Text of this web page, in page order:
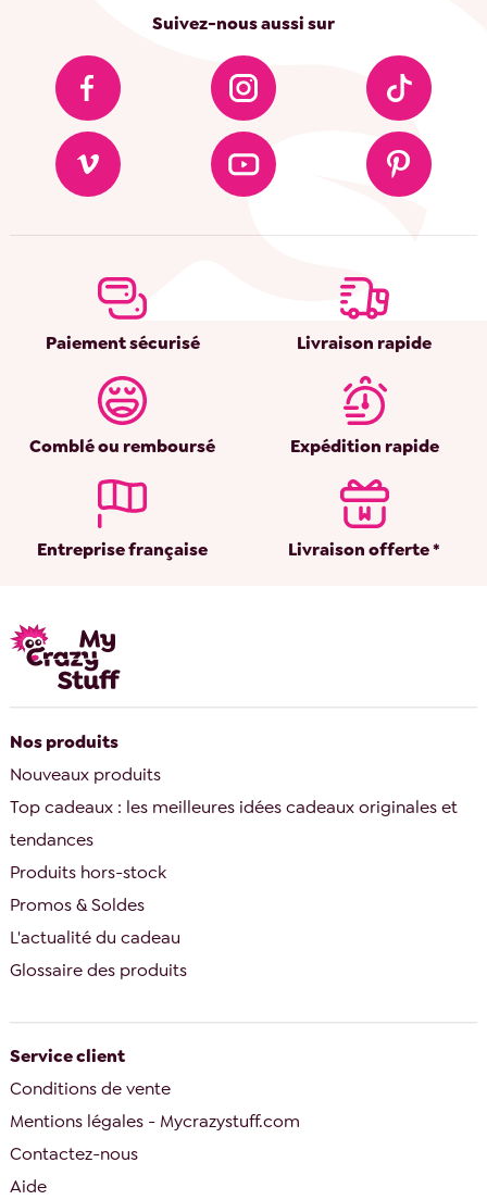
Suivez-nous aussi sur
Paiement sécurisé Livraison rapide
Comblé ou remboursé Expédition rapide
Entreprise française Livraison offerte *
Nos produits
Nouveaux produits
Top cadeaux : les meilleures idées cadeaux originales et
tendances
Produits hors-stock
Promos & Soldes
L'actualité du cadeau
Glossaire des produits
Service client
Conditions de vente
Mentions légales - Mycrazystuff.com
Contactez-nous
Aide